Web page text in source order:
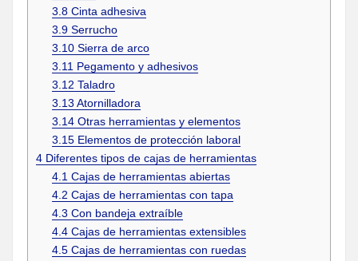
3.8 Cinta adhesiva
3.9 Serrucho
3.10 Sierra de arco
3.11 Pegamento y adhesivos
3.12 Taladro
3.13 Atornilladora
3.14 Otras herramientas y elementos
3.15 Elementos de protección laboral
4Diferentes tipos de cajas de herramientas
4.1 Cajas de herramientas abiertas
4.2 Cajas de herramientas con tapa
4.3 Con bandeja extraíble
4.4 Cajas de herramientas extensibles
4.5 Cajas de herramientas con ruedas